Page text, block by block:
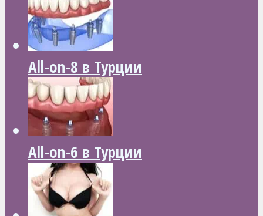
All-on-8 в Турции
All-on-6 в Турции